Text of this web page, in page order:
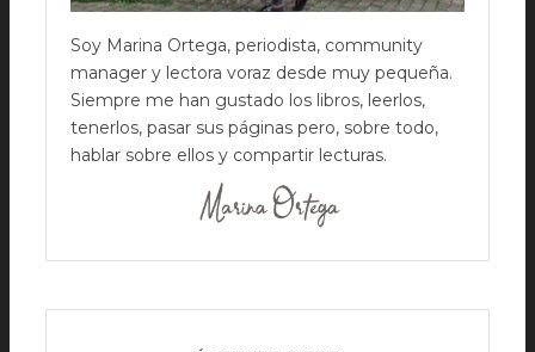
Soy Marina Ortega, periodista, community
manager y lectora voraz desde muy pequeña.
Siempre me han gustado los libros, leerlos,
tenerlos, pasar sus páginas pero, sobre todo,
hablar sobre ellos y compartir lecturas.